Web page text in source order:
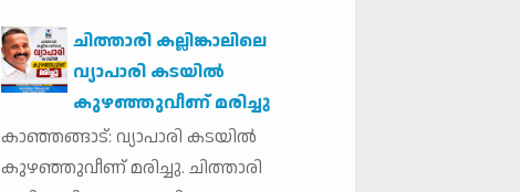
ചിത്താരി കല്ലിങ്കാലിലെ
വ്യാപാരി കടയിൽ
കുഴഞ്ഞുവീണ് മരിച്ചു
കാഞ്ഞങ്ങാട്: വ്യാപാരി കടയിൽ
കുഴഞ്ഞുവീണ് മരിച്ചു. ചിത്താരി